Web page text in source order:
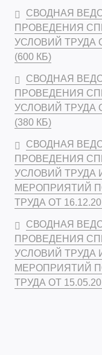
СВОДНАЯ
ПРОВЕДЕНИЯ
УСЛОВИЙ ТРУДА
(600 КБ)
СВОДНАЯ
ПРОВЕДЕНИЯ
УСЛОВИЙ ТРУДА
(380 КБ)
СВОДНАЯ
ПРОВЕДЕНИЯ
УСЛОВИЙ ТРУДА
МЕРОПРИЯТИЙ
ТРУДА ОТ
СВОДНАЯ
ПРОВЕДЕНИЯ
УСЛОВИЙ ТРУДА
МЕРОПРИЯТИЙ
ТРУДА ОТ